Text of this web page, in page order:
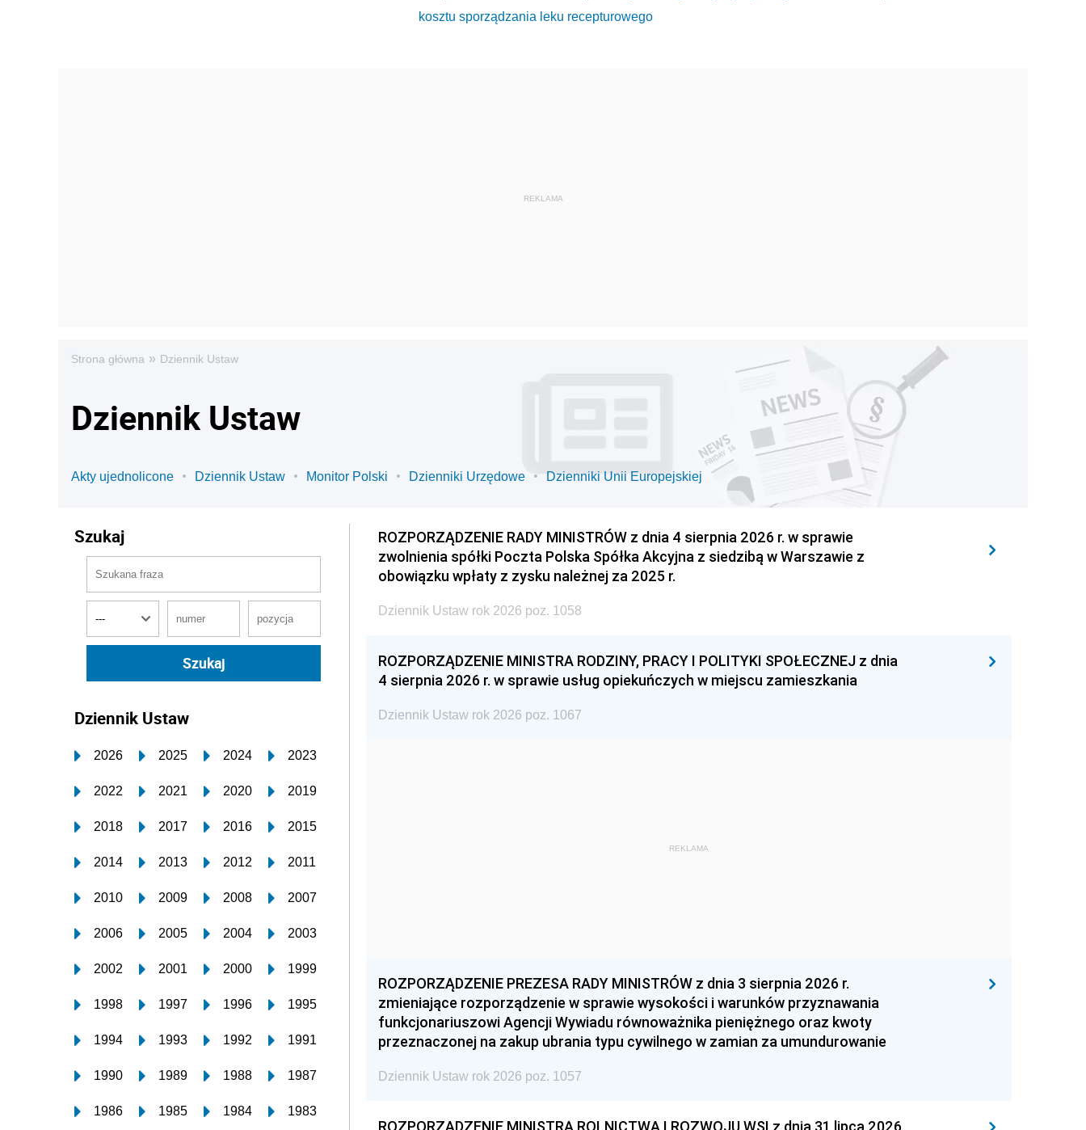
kosztu sporządzania leku recepturowego
Strona główna » Dziennik Ustaw
Dziennik Ustaw
Akty ujednolicone Dziennik Ustaw Monitor Polski Dzienniki Urzędowe Dzienniki Unii Europejskiej
Szukaj
Dziennik Ustaw
2026 2025 2024 2023
2022 2021 2020 2019
2018 2017 2016 2015
2014 2013 2012 2011
2010 2009 2008 2007
2006 2005 2004 2003
2002 2001 2000 1999
1998 1997 1996 1995
1994 1993 1992 1991
1990 1989 1988 1987
1986 1985 1984 1983
ROZPORZĄDZENIE RADY MINISTRÓW z dnia 4 sierpnia 2026 r. w sprawie
zwolnienia spółki Poczta Polska Spółka Akcyjna z siedzibą w Warszawie z
obowiązku wpłaty z zysku należnej za 2025 r.
Dziennik Ustaw rok 2026 poz. 1058
ROZPORZĄDZENIE MINISTRA RODZINY, PRACY I POLITYKI SPOŁECZNEJ z dnia
4 sierpnia 2026 r. w sprawie usług opiekuńczych w miejscu zamieszkania
Dziennik Ustaw rok 2026 poz. 1067
REKLAMA
ROZPORZĄDZENIE PREZESA RADY MINISTRÓW z dnia 3 sierpnia 2026 r.
zmieniające rozporządzenie w sprawie wysokości i warunków przyznawania
funkcjonariuszowi Agencji Wywiadu równoważnika pieniężnego oraz kwoty
przeznaczonej na zakup ubrania typu cywilnego w zamian za umundurowanie
Dziennik Ustaw rok 2026 poz. 1057
ROZPORZĄDZENIE MINISTRA ROLNICTWA I ROZWOJU WSI z dnia 31 lipca 2026